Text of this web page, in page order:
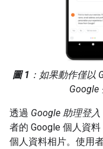
圖 1 ：如果動作僅以
Google
透過 Google 助理登入
者的 Google 個人資
個人資料相片。使用